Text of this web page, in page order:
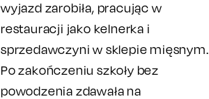
wyjazd zarobiła, pracując w
restauracji jako kelnerka i
sprzedawczyni w sklepie mięsnym.
Po zakończeniu szkoły bez
powodzenia zdawała na